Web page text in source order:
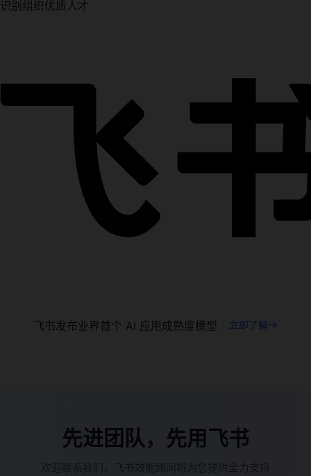
识别组织优质人才
飞书发布业界首个 AI 应用成熟度模型 立即了解
先进团队，先用飞书